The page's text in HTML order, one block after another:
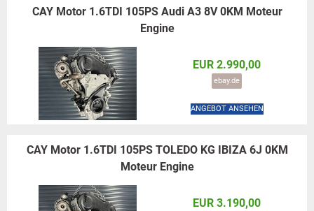
CAY Motor 1.6TDI 105PS Audi A3 8V 0KM Moteur
Engine
EUR 2.990,00
ebay.de
ANGEBOT ANSEHEN
CAY Motor 1.6TDI 105PS TOLEDO KG IBIZA 6J 0KM
Moteur Engine
EUR 3.190,00